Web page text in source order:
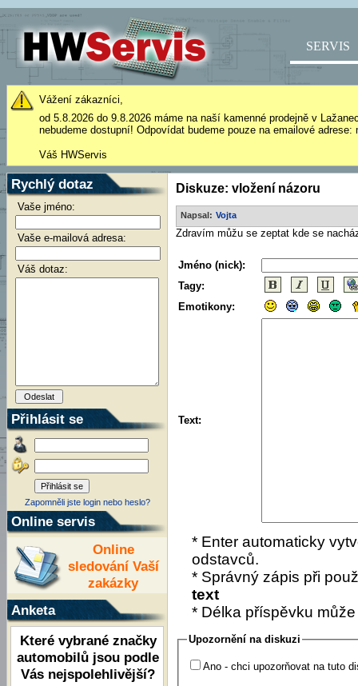
SERVIS
Vážení zákazníci,
od 5.8.2026 do 9.8.2026 máme na naší kamenné prodejně v
nebudeme dostupní! Odpovídat budeme pouze na emailové
Váš HWServis
Rychlý dotaz
Vaše jméno:
Vaše e-mailová adresa:
Váš dotaz:
Přihlásit se
Zapomněli jste login nebo heslo?
Online servis
Online
sledování Vaší
zakázky
Anketa
Které vybrané značky
automobilů jsou podle
Vás nejspolehlivější?
Diskuze: vložení názoru
Napsal: Vojta
Zdravím můžu se zeptat kde se
Jméno (nick):
Tagy:
Emotikony:
Text:
* Enter automaticky
odstavců.
* Správný zápis při
text
* Délka příspěvku
Upozornění na diskuzi
Ano - chci upozorňovat na tuto